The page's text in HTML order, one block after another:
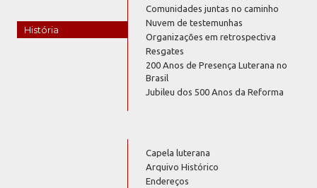
História
Comunidades juntas no caminho
Nuvem de testemunhas
Organizações em retrospectiva
Resgates
200 Anos de Presença Luterana no
Brasil
Jubileu dos 500 Anos da Reforma
Capela luterana
Arquivo Histórico
Endereços